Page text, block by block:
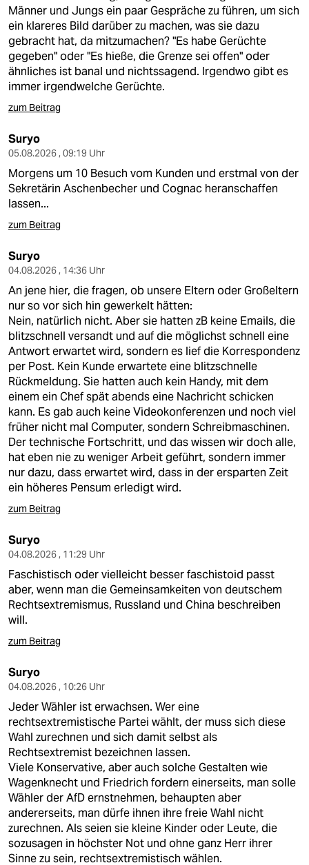
Männer und Jungs ein paar Gespräche zu führen, um sich
ein klareres Bild darüber zu machen, was sie dazu
gebracht hat, da mitzumachen? "Es habe Gerüchte
gegeben" oder "Es hieße, die Grenze sei offen" oder
ähnliches ist banal und nichtssagend. Irgendwo gibt es
immer irgendwelche Gerüchte.
zum Beitrag
Suryo
05.08.2026 , 09:19 Uhr
Morgens um 10 Besuch vom Kunden und erstmal von der
Sekretärin Aschenbecher und Cognac heranschaffen
lassen...
zum Beitrag
Suryo
04.08.2026 , 14:36 Uhr
An jene hier, die fragen, ob unsere Eltern oder Großeltern
nur so vor sich hin gewerkelt hätten:
Nein, natürlich nicht. Aber sie hatten zB keine Emails, die
blitzschnell versandt und auf die möglichst schnell eine
Antwort erwartet wird, sondern es lief die Korrespondenz
per Post. Kein Kunde erwartete eine blitzschnelle
Rückmeldung. Sie hatten auch kein Handy, mit dem
einem ein Chef spät abends eine Nachricht schicken
kann. Es gab auch keine Videokonferenzen und noch viel
früher nicht mal Computer, sondern Schreibmaschinen.
Der technische Fortschritt, und das wissen wir doch alle,
hat eben nie zu weniger Arbeit geführt, sondern immer
nur dazu, dass erwartet wird, dass in der ersparten Zeit
ein höheres Pensum erledigt wird.
zum Beitrag
Suryo
04.08.2026 , 11:29 Uhr
Faschistisch oder vielleicht besser faschistoid passt
aber, wenn man die Gemeinsamkeiten von deutschem
Rechtsextremismus, Russland und China beschreiben
will.
zum Beitrag
Suryo
04.08.2026 , 10:26 Uhr
Jeder Wähler ist erwachsen. Wer eine
rechtsextremistische Partei wählt, der muss sich diese
Wahl zurechnen und sich damit selbst als
Rechtsextremist bezeichnen lassen.
Viele Konservative, aber auch solche Gestalten wie
Wagenknecht und Friedrich fordern einerseits, man solle
Wähler der AfD ernstnehmen, behaupten aber
andererseits, man dürfe ihnen ihre freie Wahl nicht
zurechnen. Als seien sie kleine Kinder oder Leute, die
sozusagen in höchster Not und ohne ganz Herr ihrer
Sinne zu sein, rechtsextremistisch wählen.